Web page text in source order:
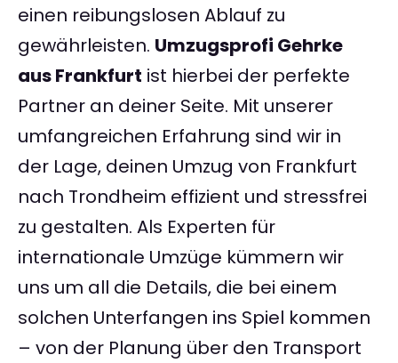
einen reibungslosen Ablauf zu
gewährleisten. Umzugsprofi Gehrke
aus Frankfurt ist hierbei der perfekte
Partner an deiner Seite. Mit unserer
umfangreichen Erfahrung sind wir in
der Lage, deinen Umzug von Frankfurt
nach Trondheim effizient und stressfrei
zu gestalten. Als Experten für
internationale Umzüge kümmern wir
uns um all die Details, die bei einem
solchen Unterfangen ins Spiel kommen
– von der Planung über den Transport